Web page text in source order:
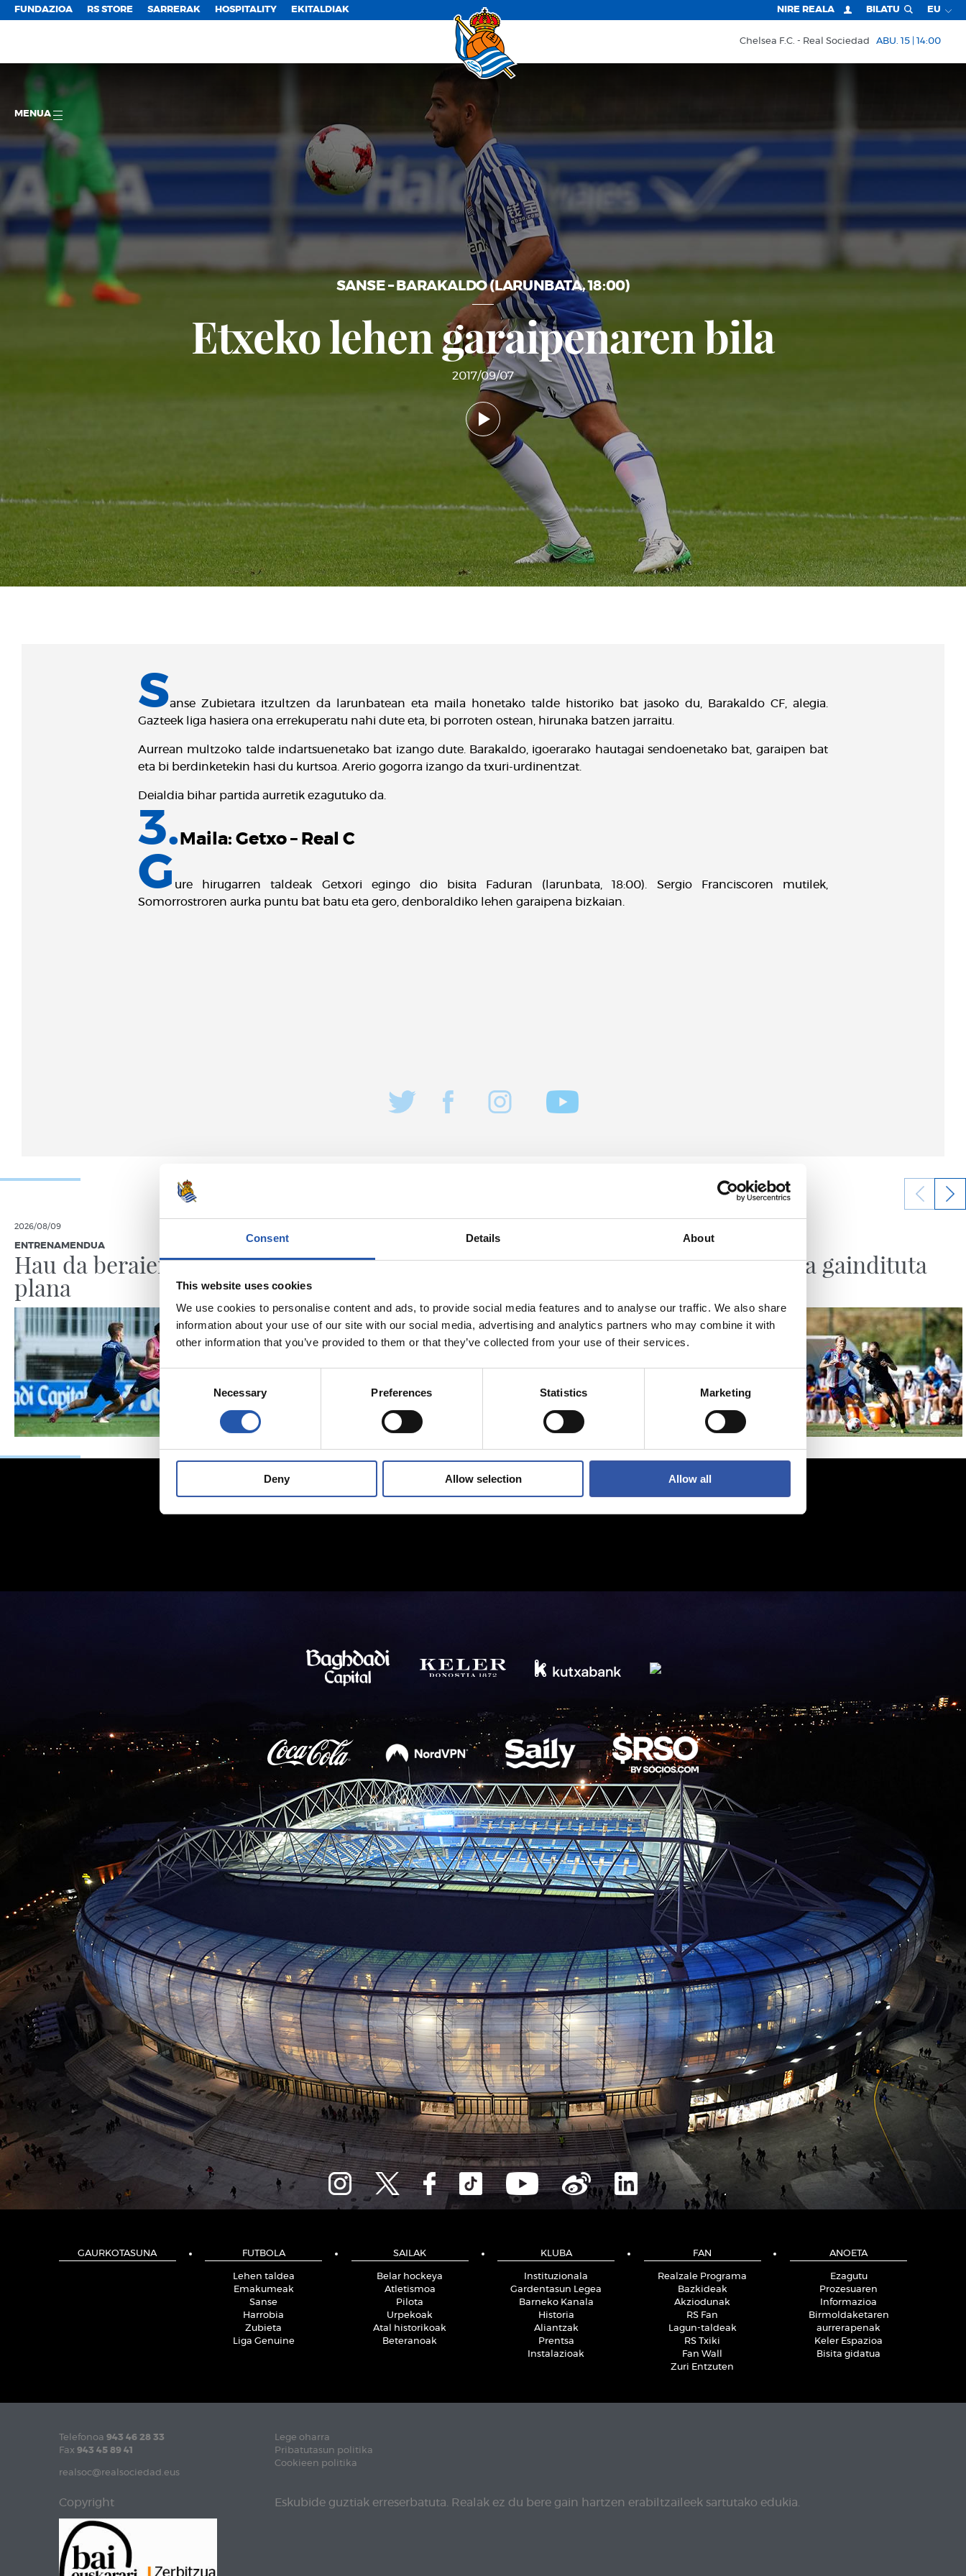
Consent Details About
This website uses cookies
We use cookies to personalise content and ads, to provide social media features and to analyse our traffic. We also share
information about your use of our site with our social media, advertising and analytics partners who may combine it with
other information that you’ve provided to them or that they’ve collected from your use of their services.
Consent
Selection
Necessary Preferences Statistics Marketing
Deny Allow selection Allow all
FUNDAZIOA RS STORE SARRERAK HOSPITALITY EKITALDIAK NIRE REALA BILATU EU
Chelsea F.C. Real Sociedad ABU. 15 | 14:00
MENUA
SANSE – BARAKALDO (LARUNBATA, 18:00)
Etxeko lehen garaipenaren bila
2017/09/07
Sanse Zubietara itzultzen da larunbatean eta maila honetako talde historiko bat jasoko du, Barakaldo CF, alegia.
Gazteek liga hasiera ona errekuperatu nahi dute eta, bi porroten ostean, hirunaka batzen jarraitu.
Aurrean multzoko talde indartsuenetako bat izango dute. Barakaldo, igoerarako hautagai sendoenetako bat, garaipen bat
eta bi berdinketekin hasi du kurtsoa. Arerio gogorra izango da txuri-urdinentzat.
Deialdia bihar partida aurretik ezagutuko da.
3. Maila: Getxo – Real C
G ure hirugarren taldeak Getxori egingo dio bisita Faduran (larunbata, 18:00). Sergio Franciscoren mutilek,
Somorrostroren aurka puntu bat batu eta gero, denboraldiko lehen garaipena bizkaian.
2026/08/09
ENTRENAMENDUA
Hau da beraien lan
plana
Goi mailako beste
proba bat
Amaiera Erronka gaindituta
GAURKOTASUNA FUTBOLA
Lehen taldea
Emakumeak
Sanse
Harrobia
Zubieta
Liga Genuine
SAILAK
Belar hockeya
Atletismoa
Pilota
Urpekoak
Atal historikoak
Beteranoak
KLUBA
Instituzionala
Gardentasun Legea
Barneko Kanala
Historia
Aliantzak
Prentsa
Instalazioak
FAN
Realzale Programa
Bazkideak
Akziodunak
RS Fan
Lagun-taldeak
RS Txiki
Fan Wall
Zuri Entzuten
ANOETA
Ezagutu
Prozesuaren
Informazioa
Birmoldaketaren
aurrerapenak
Keler Espazioa
Bisita gidatua
Telefonoa 943 46 28 33
Fax 943 45 89 41
realsoc@realsociedad.eus
Lege oharra
Pribatutasun politika
Cookieen politika
Copyright Eskubide guztiak erreserbatuta. Realak ez du bere gain hartzen erabiltzaileek sartutako edukia.